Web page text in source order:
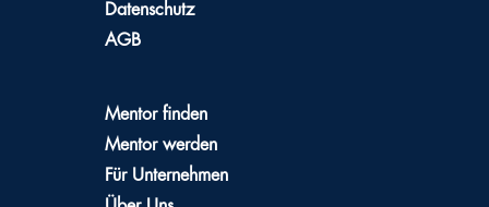
Datenschutz
AGB
Mentor finden
Mentor werden
Für Unternehmen